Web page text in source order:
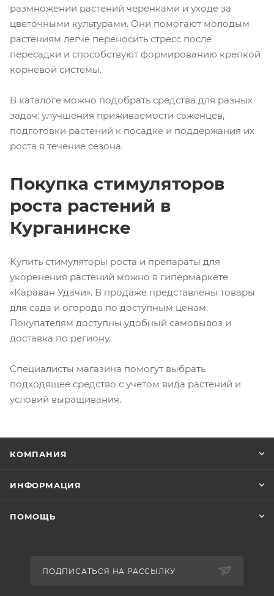
размножении растений черенками и уходе за
цветочными культурами. Они помогают молодым
растениям легче переносить стресс после
пересадки и способствуют формированию крепкой
корневой системы.
В каталоге можно подобрать средства для разных
задач: улучшения приживаемости саженцев,
подготовки растений к посадке и поддержания их
роста в течение сезона.
Покупка стимуляторов
роста растений в
Курганинске
Купить стимуляторы роста и препараты для
укоренения растений можно в гипермаркете
«Караван Удачи». В продаже представлены товары
для сада и огорода по доступным ценам.
Покупателям доступны удобный самовывоз и
доставка по региону.
Специалисты магазина помогут выбрать
подходящее средство с учетом вида растений и
условий выращивания.
КОМПАНИЯ
ИНФОРМАЦИЯ
ПОМОЩЬ
ПОДПИСАТЬСЯ НА РАССЫЛКУ